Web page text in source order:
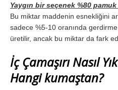
Yaygın bir seçenek %80
Bu miktar maddenin esnekliğini
sadece %5-10 oranında
üretilir, ancak bu miktar da fark
İç Çamaşırı Nasıl
Hangi kumaştan?